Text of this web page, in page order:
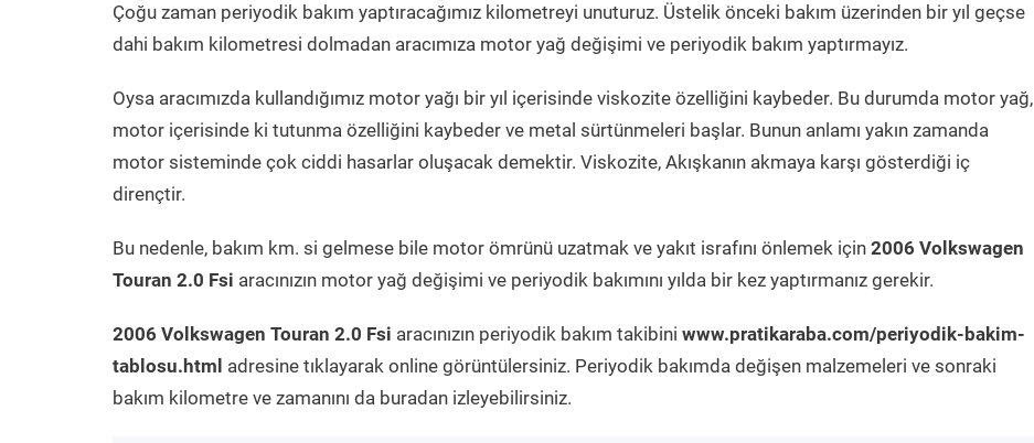
Çoğu zaman periyodik bakım yaptıracağımız kilometreyi unuturuz. Üstelik önceki bakım üzerinden bir yıl geçse
dahi bakım kilometresi dolmadan aracımıza motor yağ değişimi ve periyodik bakım yaptırmayız.
Oysa aracımızda kullandığımız motor yağı bir yıl içerisinde viskozite özelliğini kaybeder. Bu durumda motor yağ,
motor içerisinde ki tutunma özelliğini kaybeder ve metal sürtünmeleri başlar. Bunun anlamı yakın zamanda
motor sisteminde çok ciddi hasarlar oluşacak demektir. Viskozite, Akışkanın akmaya karşı gösterdiği iç
dirençtir.
Bu nedenle, bakım km. si gelmese bile motor ömrünü uzatmak ve yakıt israfını önlemek için 2006 Volkswagen
Touran 2.0 Fsi aracınızın motor yağ değişimi ve periyodik bakımını yılda bir kez yaptırmanız gerekir.
2006 Volkswagen Touran 2.0 Fsi aracınızın periyodik bakım takibini www.pratikaraba.com/periyodik-bakim-
tablosu.html adresine tıklayarak online görüntülersiniz. Periyodik bakımda değişen malzemeleri ve sonraki
bakım kilometre ve zamanını da buradan izleyebilirsiniz.